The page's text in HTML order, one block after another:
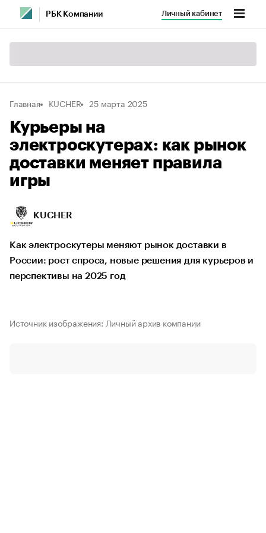
РБК Компании Личный кабинет
Главная KUCHER 25 марта 2025
Курьеры на
электроскутерах: как рынок
доставки меняет правила
игры
KUCHER
Как электроскутеры меняют рынок доставки в
России: рост спроса, новые решения для курьеров и
перспективы на 2025 год
Источник изображения: Личный архив компании